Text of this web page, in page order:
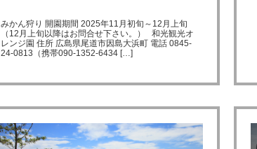
みかん狩り 開園期間 2025年11月初旬～12月上旬
（12月上旬以降はお問合せ下さい。） 和光観光オ
レンジ園 住所 広島県尾道市因島大浜町 電話 0845-
24-0813（携帯090-1352-6434 […]